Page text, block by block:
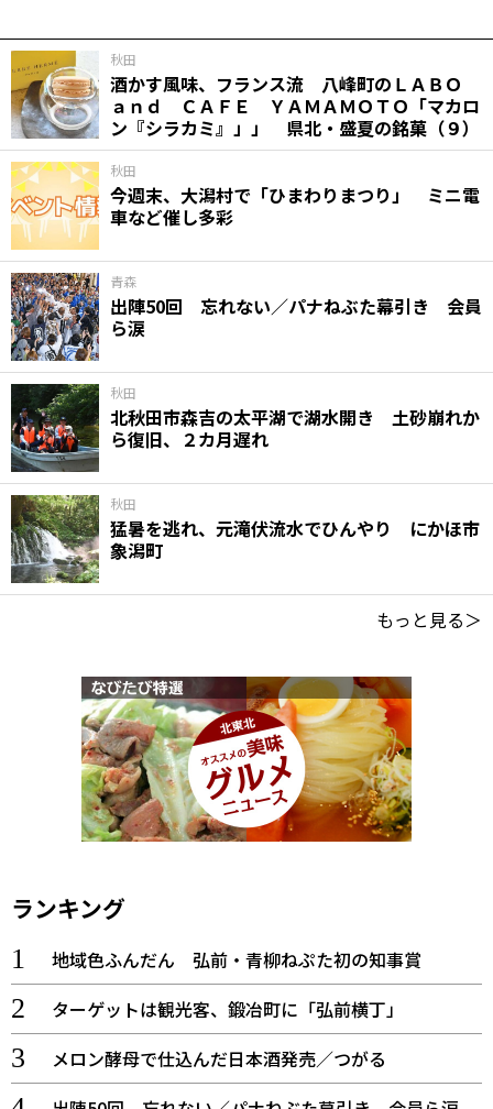
秋田
酒かす風味、フランス流 八峰町のＬＡＢＯ
ａｎｄ ＣＡＦＥ ＹＡＭＡＭＯＴＯ「マカロ
ン『シラカミ』」」 県北・盛夏の銘菓（９）
秋田
今週末、大潟村で「ひまわりまつり」 ミニ電
車など催し多彩
青森
出陣50回 忘れない／パナねぶた幕引き 会員
ら涙
秋田
北秋田市森吉の太平湖で湖水開き 土砂崩れか
ら復旧、２カ月遅れ
秋田
猛暑を逃れ、元滝伏流水でひんやり にかほ市
象潟町
もっと見る＞
ランキング
地域色ふんだん 弘前・青柳ねぷた初の知事賞
ターゲットは観光客、鍛冶町に「弘前横丁」
メロン酵母で仕込んだ日本酒発売／つがる